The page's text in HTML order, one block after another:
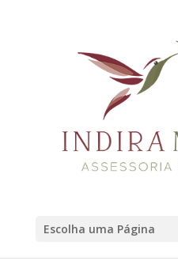
Escolha uma Página